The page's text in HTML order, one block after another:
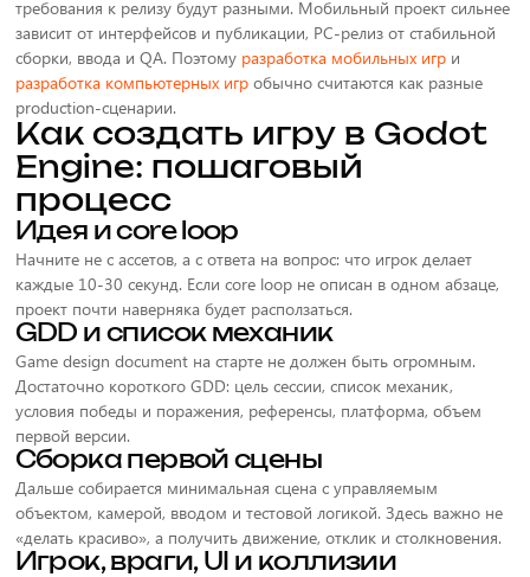
требования к релизу будут разными. Мобильный проект сильнее
зависит от интерфейсов и публикации, PC-релиз от стабильной
сборки, ввода и QA. Поэтому разработка мобильных игри
разработка компьютерных игробычно считаются как разные
production-сценарии.
Как создать игру в Godot
Engine: пошаговый
процесс
Идея и core loop
Начните не с ассетов, а с ответа на вопрос: что игрок делает
каждые 10-30 секунд. Если core loop не описан в одном абзаце,
проект почти наверняка будет расползаться.
GDD и список механик
Game design document на старте не должен быть огромным.
Достаточно короткого GDD: цель сессии, список механик,
условия победы и поражения, референсы, платформа, объем
первой версии.
Сборка первой сцены
Дальше собирается минимальная сцена с управляемым
объектом, камерой, вводом и тестовой логикой. Здесь важно не
«делать красиво», а получить движение, отклик и столкновения.
Игрок, враги, UI и коллизии